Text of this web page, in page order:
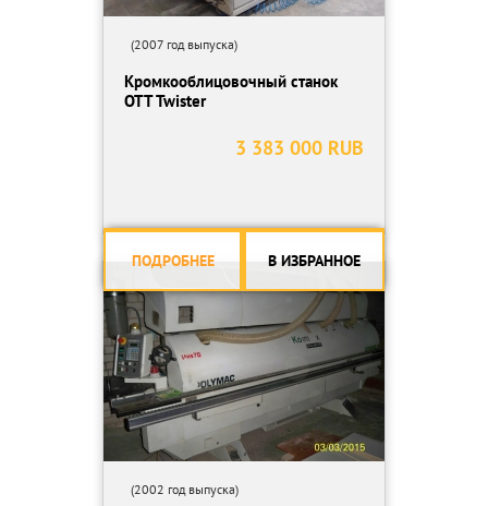
(2007 год выпуска)
Кромкооблицовочный станок
OTT Twister
3 383 000 RUB
ПОДРОБНЕЕ В ИЗБРАННОЕ
(2002 год выпуска)